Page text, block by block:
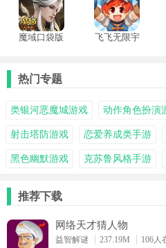
魔域口袋版
飞飞无限宇
热门专题
类银河恶魔城游戏 动作角色扮演
射击塔防游戏 恋爱养成类手游
黑色幽默游戏 克苏鲁风格手游
推荐下载
网络天才猜人物
益智解谜 237.19M
106人